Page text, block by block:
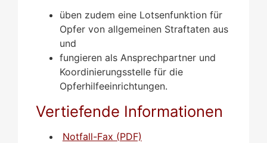
üben zudem eine Lotsenfunktion für
Opfer von allgemeinen Straftaten aus
und
fungieren als Ansprechpartner und
Koordinierungsstelle für die
Opferhilfeeinrichtungen.
Vertiefende Informationen
Notfall-Fax (PDF)